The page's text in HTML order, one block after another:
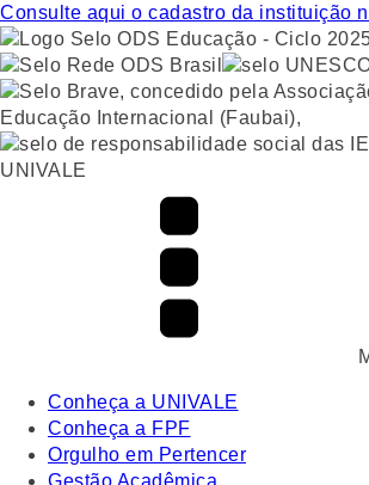
Consulte aqui o cadastro da instituição
UNIVALE
Conheça a UNIVALE
Conheça a FPF
Orgulho em Pertencer
Gestão Acadêmica